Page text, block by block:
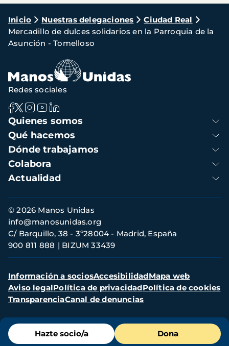
Ruta
de
navegación
Inicio Nuestras delegaciones
Ciudad Real
Mercadillo de dulces solidarios en la Parroquia de la
Asunción - Tomelloso
Menú
de
Hazte socio/a Dona
Navegación
principal
Quienes somos
Qué hacemos
Dónde trabajamos
Colabora
Actualidad
Redes sociales
Información
de
contacto
© 2026 Manos Unidas
C/ Barquillo, 38 - 3º28004 - Madrid, España
900 811 888
BIZUM 33439
info@manosunidas.org
Menú
secundario
Información a sociosAccesibilidadMapa web
Aviso legalPolítica de privacidadPolítica de cookies
TransparenciaCanal de denuncias